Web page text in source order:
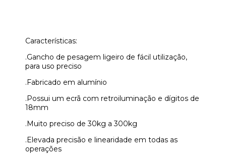
Características:
.Gancho de pesagem ligeiro de fácil utilização,
para uso preciso
.Fabricado em alumínio
.Possui um ecrã com retroiluminação e dígitos de
18mm
.Muito preciso de 30kg a 300kg
.Elevada precisão e linearidade em todas as
operações